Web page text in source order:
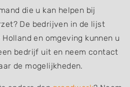
die u kan helpen bij
De bedrijven in de lijst
en omgeving kunnen u
bedrijf uit en neem contact
de mogelijkheden.